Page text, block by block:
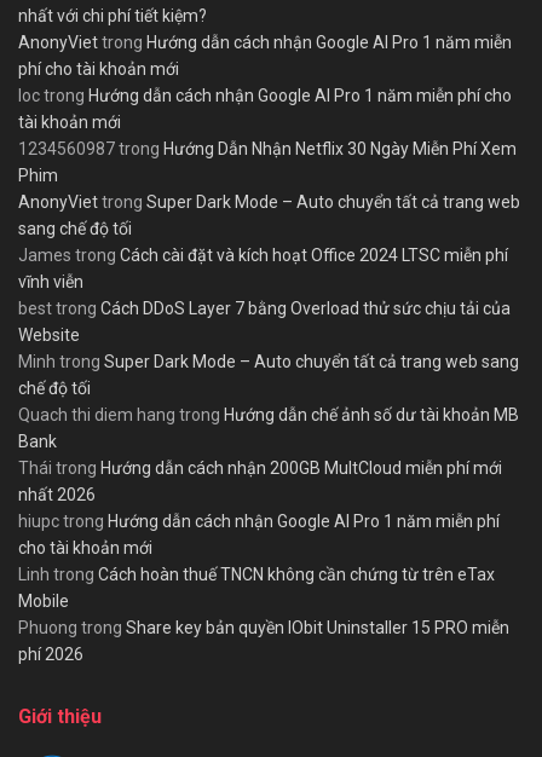
nhất với chi phí tiết kiệm?
AnonyViettrong Hướng dẫn cách nhận Google AI Pro 1 năm miễn
phí cho tài khoản mới
loctrong Hướng dẫn cách nhận Google AI Pro 1 năm miễn phí cho
tài khoản mới
1234560987trong Hướng Dẫn Nhận Netflix 30 Ngày Miễn Phí Xem
Phim
AnonyViettrong Super Dark Mode – Auto chuyển tất cả trang web
sang chế độ tối
James trong Cách cài đặt và kích hoạt Office 2024 LTSC miễn phí
vĩnh viễn
besttrong Cách DDoS Layer 7 bằng Overload thử sức chịu tải của
Website
Minh trong Super Dark Mode – Auto chuyển tất cả trang web sang
chế độ tối
Quach thi diem hang trong Hướng dẫn chế ảnh số dư tài khoản MB
Bank
Thái trong Hướng dẫn cách nhận 200GB MultCloud miễn phí mới
nhất 2026
hiupctrong Hướng dẫn cách nhận Google AI Pro 1 năm miễn phí
cho tài khoản mới
Linh trong Cách hoàn thuế TNCN không cần chứng từ trên eTax
Mobile
Phuong trong Share key bản quyền IObit Uninstaller 15 PRO miễn
phí 2026
Giới thiệu